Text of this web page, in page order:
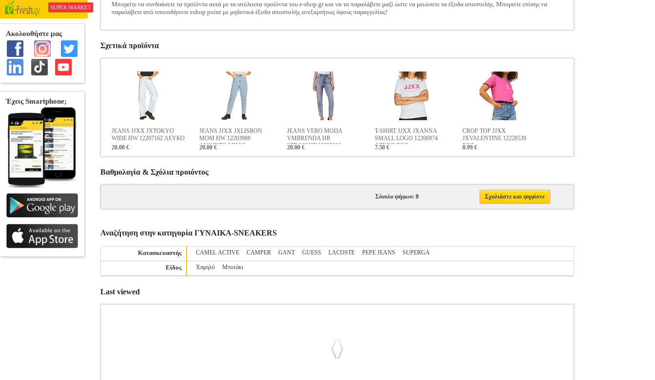
SUPER MARKET
Μπορείτε να συνδυάσετε τα προϊόντα αυτά με τα υπόλοιπα προϊόντα του e-shop.gr και να τα παραλάβετε μαζί ώστε να μειώσετε τα έξοδα αποστολής. Μπορείτε επίσης να
παραλάβετε από οποιοδήποτε eshop point με μηδενικά έξοδα αποστολής ανεξαρτήτως ύψους παραγγελίας!
Σχετικά προϊόντα
JEANS JJXX JXTOKYO
WIDE HW 12207162 ΛΕΥΚΟ
20.00 €
JEANS JJXX JXLISBON
MOM HW 12203988
ΑΝΟΙΧΤΟ ΜΠΛΕ
20.00 €
JEANS VERO MODA
VMBRENDA HR
STRAIGHT 10258016
20.00 €
T-SHIRT JJXX JXANNA
SMALL LOGO 12206974
ΛΕΥΚΟ/ΡΟΖ
7.50 €
CROP TOP JJXX
JXVALENTINE 12228539
ΡΟΖ
8.99 €
Βαθμολογία & Σχόλια προιόντος
Σύνολο ψήφων: 0 Σχολιάστε και ψηφίστε
Αναζήτηση στην κατηγορία ΓΥΝΑΙΚΑ-SNEAKERS
Κατασκευαστής CAMEL ACTIVE CAMPER GANT GUESS LACOSTE PEPE JEANS SUPERGA
Είδος Χαμηλό Μποτάκι
Last viewed